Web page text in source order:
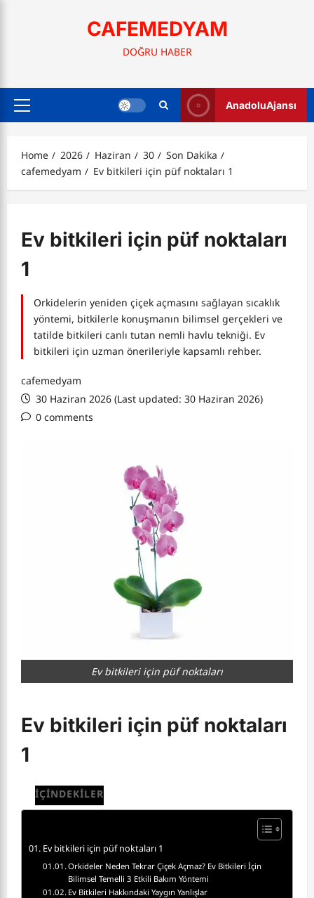
CAFEMEDYAM
DOĞRU HABER
Primary
AnadoluAjansı
Home 2026 Haziran 30
Son Dakika
cafemedyam
Ev bitkileri için püf noktaları 1
Ev bitkileri için püf noktaları
1
Orkidelerin yeniden çiçek açmasını sağlayan sıcaklık
yöntemi, bitkilerle konuşmanın bilimsel gerçekleri ve
tatilde bitkileri canlı tutan nemli havlu tekniği. Ev
bitkileri için uzman önerileriyle kapsamlı rehber.
cafemedyam
30 Haziran 2026 (Last updated: 30 Haziran 2026)
0 comments
Ev bitkileri için püf noktaları
Ev bitkileri için püf noktaları
1
İÇİNDEKİLER
Ev bitkileri için püf noktaları 1
Orkideler Neden Tekrar Çiçek Açmaz? Ev Bitkileri İçin
Bilimsel Temelli 3 Etkili Bakım Yöntemi
Ev Bitkileri Hakkındaki Yaygın Yanlışlar